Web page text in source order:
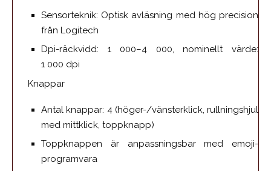
Sensorteknik: Optisk avläsning med hög precision
från Logitech
Dpi-räckvidd: 1 000–4 000, nominellt värde:
1 000 dpi
Knappar
Antal knappar: 4 (höger-/vänsterklick, rullningshjul
med mittklick, toppknapp)
Toppknappen är anpassningsbar med emoji-
programvara